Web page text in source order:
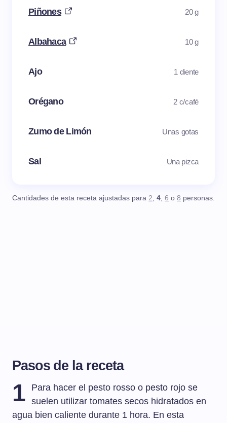
Piñones 20 g
Albahaca 10 g
Ajo 1 diente
Orégano 2 c/café
Zumo de Limón Unas gotas
Sal Una pizca
Cantidades de esta receta ajustadas para 2, 4, 6 o 8 personas.
Pasos de la receta
1
Para hacer el pesto rosso o pesto rojo se
suelen utilizar tomates secos hidratados en
agua bien caliente durante 1 hora. En esta